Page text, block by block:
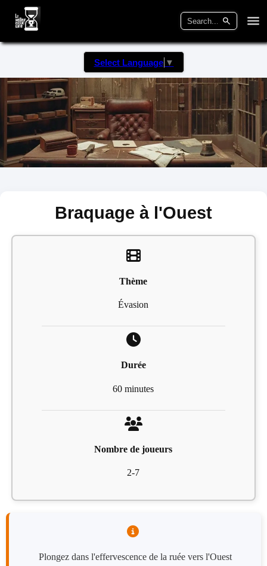
Select Language ▼
Braquage à l'Ouest
Thème
Évasion
Durée
60 minutes
Nombre de joueurs
2-7
Plongez dans l'effervescence de la ruée vers l'Ouest